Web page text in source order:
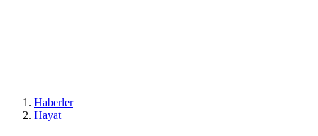
Haberler
Hayat